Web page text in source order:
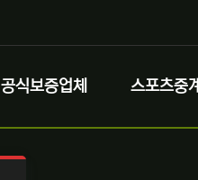
공식보증업체 스포츠중계